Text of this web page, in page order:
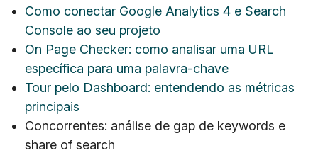
Como conectar Google Analytics 4 e Search
Console ao seu projeto
On Page Checker: como analisar uma URL
específica para uma palavra-chave
Tour pelo Dashboard: entendendo as métricas
principais
Concorrentes: análise de gap de keywords e
share of search